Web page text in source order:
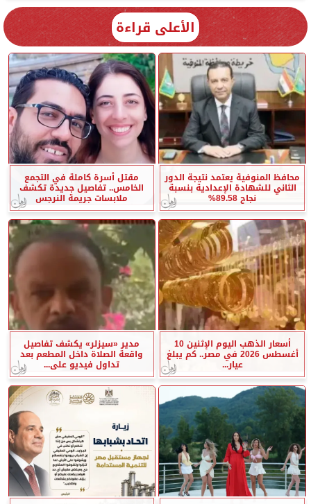
الأعلى قراءة
محافظ المنوفية يعتمد نتيجة الدور
الثاني للشهادة الإعدادية بنسبة
نجاح 89.58%
مقتل أسرة كاملة في التجمع
الخامس.. تفاصيل جديدة تكشف
ملابسات جريمة النرجس
أسعار الذهب اليوم الإثنين 10
أغسطس 2026 في مصر.. كم يبلغ
عيار...
مدير «سيزلر» يكشف تفاصيل
واقعة الصلاة داخل المطعم بعد
تداول فيديو على...